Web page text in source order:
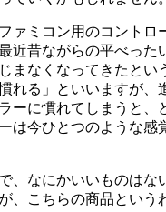
ァミコン用のコントロ
近昔ながらの平べった
まなくなってきたとい
れる」といいますが、
ーに慣れてしまうと、
は今ひとつのような感
、なにかいいものはな
、こちらの商品という